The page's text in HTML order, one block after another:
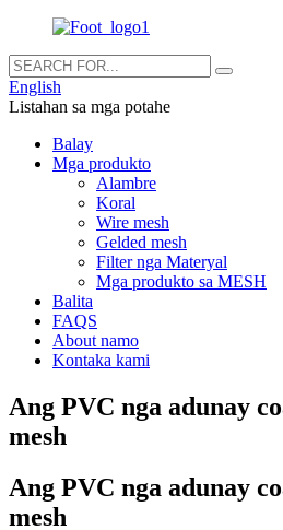
English
Listahan sa mga potahe
Balay
Mga produkto
Alambre
Koral
Wire mesh
Gelded mesh
Filter nga Materyal
Mga produkto sa MESH
Balita
FAQS
About namo
Kontaka kami
Ang PVC nga adunay
mesh
Ang PVC nga adunay
mesh